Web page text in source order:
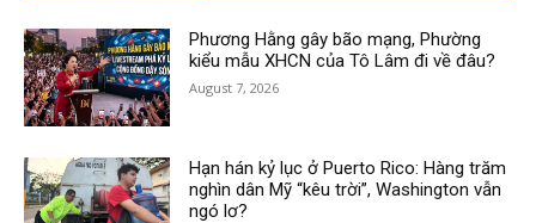
Phương Hằng gây bão mạng, Phường
kiểu mẫu XHCN của Tô Lâm đi về đâu?
August 7, 2026
Hạn hán kỷ lục ở Puerto Rico: Hàng trăm
nghìn dân Mỹ “kêu trời”, Washington vẫn
ngó lơ?